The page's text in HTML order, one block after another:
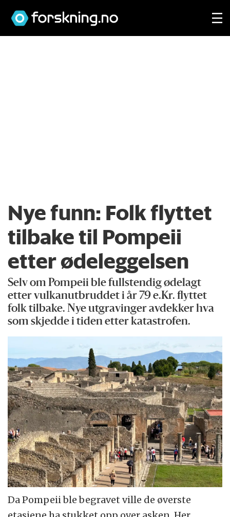
Nye funn: Folk flyttet
tilbake til Pompeii
etter ødeleggelsen
Selv om Pompeii ble fullstendig ødelagt
etter vulkanutbruddet i år 79 e.Kr. flyttet
folk tilbake. Nye utgravinger avdekker hva
som skjedde i tiden etter katastrofen.
Da Pompeii ble begravet ville de øverste